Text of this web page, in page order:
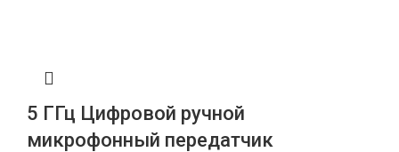
5 ГГц Цифровой ручной
микрофонный передатчик